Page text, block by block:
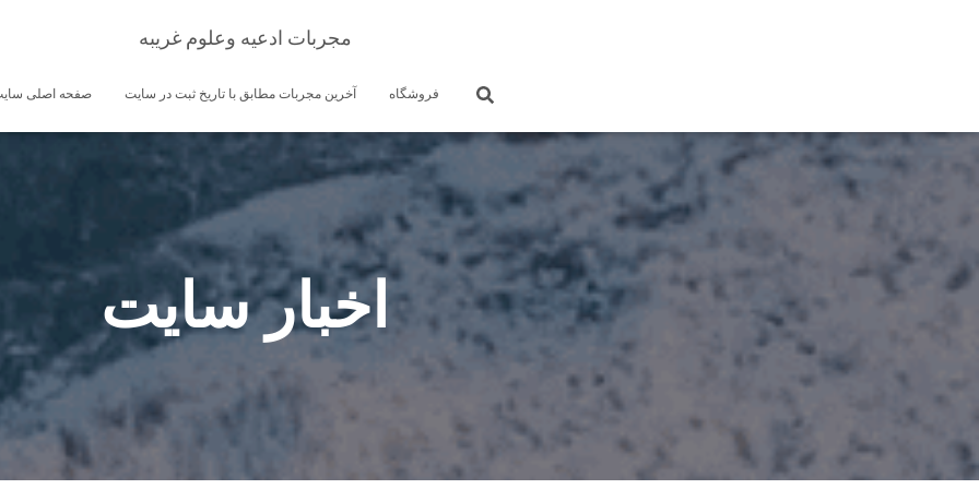
مجربات ادعیه وعلوم غریبه
صفحه اصلی آخرین مجربات مطابق با تاریخ ثبت در سایت فروشگاه
اخبار سایت